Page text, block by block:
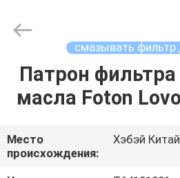
ДОМ
ВИДЕО
смазывать фильтр
Патрон
масла Foton
Место
происхождения:
Хэбэй Китай